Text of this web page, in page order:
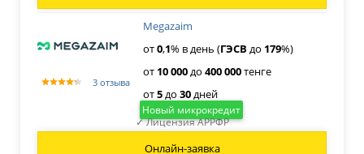
3 отзыва
Megazaim
от0,1% в день (ГЭСВ до 179%)
от 10000до 400000тенге
от5до 30дней
Онлайн-заявка
✓ Лицензия АРРФР
Новый микрокредит